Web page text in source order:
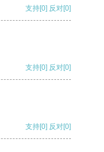
支持[0] 反对[0]
支持[0] 反对[0]
支持[0] 反对[0]